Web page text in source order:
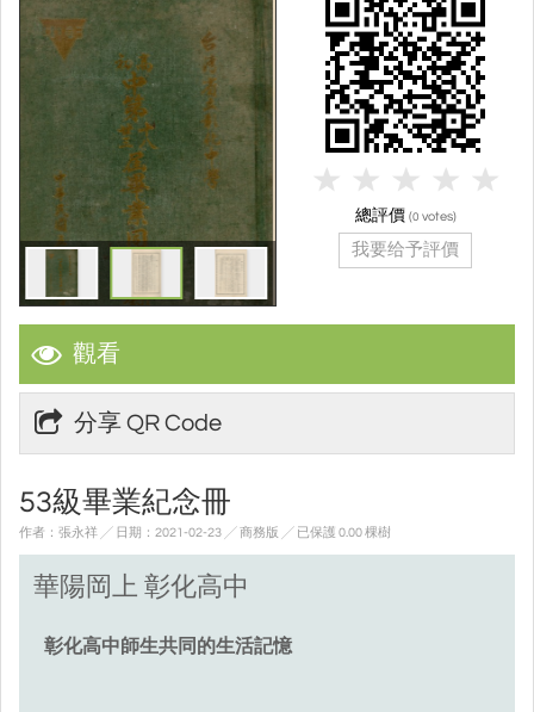
觀看
分享 QR Code
53級畢業紀念冊
作者：張永祥 ╱ 日期：2021-02-23 ╱ 商務版 ╱ 已保護 0.00 棵樹
華陽岡上 彰化高中
彰化高中師生共同的生活記憶
總評價 (0 votes)
我要给予評價